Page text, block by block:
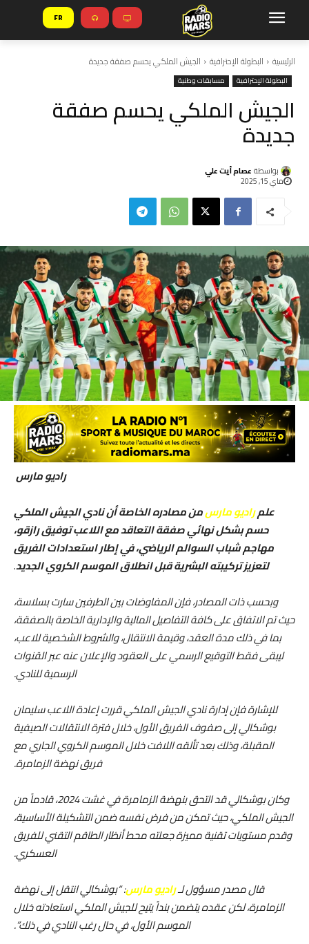
FR
الرئيسية البطولة الإحترافية الجيش الملكي يحسم صفقة جديدة
البطولة الإحترافية مسابقات وطنية
الجيش الملكي يحسم صفقة
جديدة
بواسطة عصام أيت علي
ماي 15, 2025
راديو مارس
علمراديو مارسمن مصادره الخاصة أن نادي الجيش الملكي
حسم بشكل نهائي صفقة التعاقد مع اللاعب توفيق رازقو،
مهاجم شباب السوالم الرياضي، في إطار استعدادات الفريق
لتعزيز تركيبته البشرية قبل انطلاق الموسم الكروي الجديد.
وبحسب ذات المصادر، فإن المفاوضات بين الطرفين سارت بسلاسة،
حيث تم الاتفاق على كافة التفاصيل المالية والإدارية الخاصة بالصفقة،
بما في ذلك مدة العقد، وقيمة الانتقال، والشروط الشخصية للاعب،
ليبقى فقط التوقيع الرسمي على العقود والإعلان عنه عبر القنوات
الرسمية للنادي.
للإشارة فإن إدارة نادي الجيش الملكي قررت إعادة اللاعب سليمان
بوشكالي إلى صفوف الفريق الأول، خلال فترة الانتقالات الصيفية
المقبلة، وذلك بعد تألقه اللافت خلال الموسم الكروي الجاري مع
فريق نهضة الزمامرة.
وكان بوشكالي قد التحق بنهضة الزمامرة في غشت 2024، قادماً من
الجيش الملكي، حيث تمكن من فرض نفسه ضمن التشكيلة الأساسية،
وقدم مستويات تقنية مميزة جعلته محط أنظار الطاقم التقني للفريق
العسكري.
قال مصدر مسؤول لـراديو مارس: “بوشكالي انتقل إلى نهضة
الزمامرة، لكن عقده يتضمن بنداً يتيح للجيش الملكي استعادته خلال
الموسم الأول، في حال رغب النادي في ذلك”.